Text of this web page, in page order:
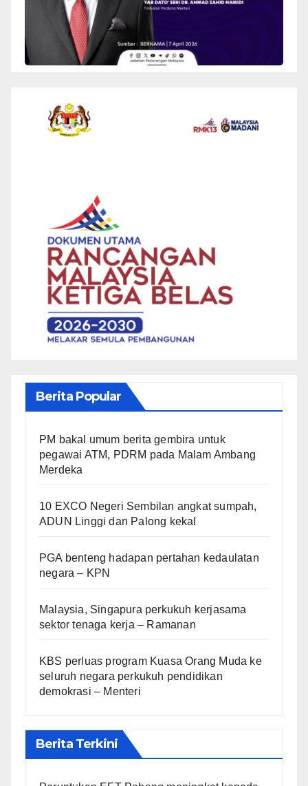
Berita Popular
PM bakal umum berita gembira untuk
pegawai ATM, PDRM pada Malam Ambang
Merdeka
10 EXCO Negeri Sembilan angkat sumpah,
ADUN Linggi dan Palong kekal
PGA benteng hadapan pertahan kedaulatan
negara – KPN
Malaysia, Singapura perkukuh kerjasama
sektor tenaga kerja – Ramanan
KBS perluas program Kuasa Orang Muda ke
seluruh negara perkukuh pendidikan
demokrasi – Menteri
Berita Terkini